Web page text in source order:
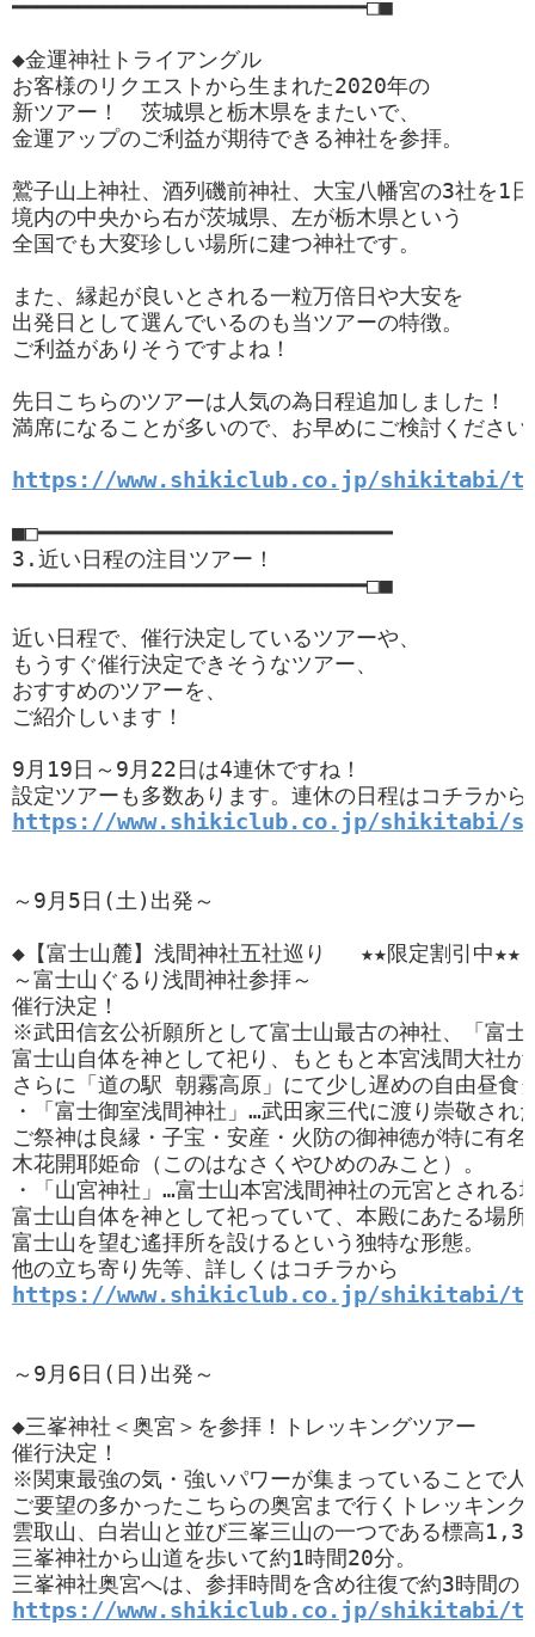
━━━━━━━━━━━━━━━━━━━━━━━━━━━□■
◆金運神社トライアングル
お客様のリクエストから生まれた2020年の
新ツアー！　茨城県と栃木県をまたいで、
金運アップのご利益が期待できる神社を参拝。
鷲子山上神社、酒列磯前神社、大宝八幡宮の3社を1
境内の中央から右が茨城県、左が栃木県という
全国でも大変珍しい場所に建つ神社です。
また、縁起が良いとされる一粒万倍日や大安を
出発日として選んでいるのも当ツアーの特徴。
ご利益がありそうですよね！
先日こちらのツアーは人気の為日程追加しました！
満席になることが多いので、お早めにご検討ください
https://www.shikiclub.co.jp/shikitabi/
■□━━━━━━━━━━━━━━━━━━━━━━━━━━━
3.近い日程の注目ツアー！
━━━━━━━━━━━━━━━━━━━━━━━━━━━□■
近い日程で、催行決定しているツアーや、
もうすぐ催行決定できそうなツアー、
おすすめのツアーを、
ご紹介しいます！
9月19日～9月22日は4連休ですね！
https://www.shikiclub.co.jp/shikitabi/
～9月5日(土)出発～
◆【富士山麓】浅間神社五社巡り 　★★限定割引中★★
～富士山ぐるり浅間神社参拝～
催行決定！
※武田信玄公祈願所として富士山最古の神社、「富士
富士山自体を神として祀り、もともと本宮浅間大社
さらに「道の駅 朝霧高原」にて少し遅めの自由昼食
・「富士御室浅間神社」…武田家三代に渡り崇敬され
ご祭神は良縁・子宝・安産・火防の御神徳が特に有
木花開耶姫命（このはなさくやひめのみこと）。
・「山宮神社」…富士山本宮浅間神社の元宮とされる
富士山自体を神として祀っていて、本殿にあたる場
富士山を望む遙拝所を設けるという独特な形態。
https://www.shikiclub.co.jp/shikitabi/
～9月6日(日)出発～
◆三峯神社＜奥宮＞を参拝！トレッキングツアー
催行決定！
※関東最強の気・強いパワーが集まっていることで人
ご要望の多かったこちらの奥宮まで行くトレッキン
雲取山、白岩山と並び三峯三山の一つである標高
三峯神社から山道を歩いて約1時間20分。
https://www.shikiclub.co.jp/shikitabi/